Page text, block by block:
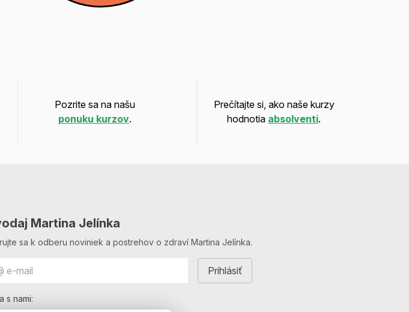
Pozrite sa na našu
ponuku kurzov.
Prečítajte si, ako naše kurzy
hodnotia absolventi.
Martina Jelínka
sa k odberu noviniek a postrehov o zdraví Martina Jelínka.
s nami: